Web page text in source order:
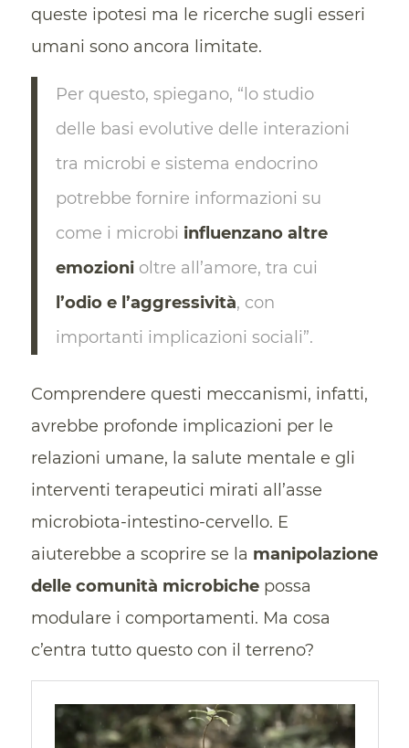
queste ipotesi ma le ricerche sugli esseri
umani sono ancora limitate.
Per questo, spiegano, “lo studio
delle basi evolutive delle interazioni
tra microbi e sistema endocrino
potrebbe fornire informazioni su
come i microbi influenzano altre
emozionioltre all’amore, tra cui
l’odio e l’aggressività, con
importanti implicazioni sociali”.
Comprendere questi meccanismi, infatti,
avrebbe profonde implicazioni per le
relazioni umane, la salute mentale e gli
interventi terapeutici mirati all’asse
microbiota-intestino-cervello. E
aiuterebbe a scoprire se la manipolazione
delle comunità microbichepossa
modulare i comportamenti. Ma cosa
c’entra tutto questo con il terreno?